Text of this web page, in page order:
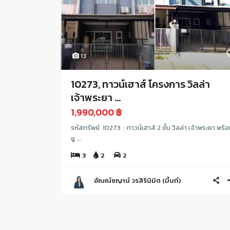
13
10273, ทาวน์เฮาส์ โครงการ วิลล่า
เจ้าพระยา ...
1,990,000 ฿
รหัสทรัพย์ 10273 : ทาวน์เฮาส์ 2 ชั้น วิลล่า เจ้าพระยา พร้
ยู ...
3
2 2
อัณณ์ชญาน์ วรสิรินิมิต (มิ้นท์)